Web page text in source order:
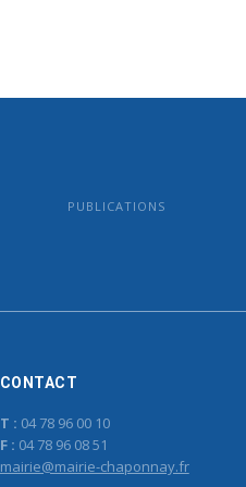
PUBLICATIONS
CONTACT
T : 04 78 96 00 10
F : 04 78 96 08 51
mairie@mairie-chaponnay.fr